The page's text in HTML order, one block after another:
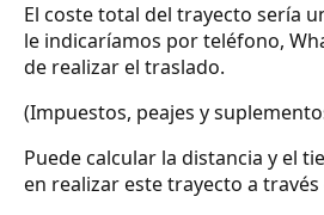
El coste total del trayecto sería
le indicaríamos por teléfono,
de realizar el traslado.
(Impuestos, peajes y
Puede calcular la distancia y el
en realizar este trayecto a través